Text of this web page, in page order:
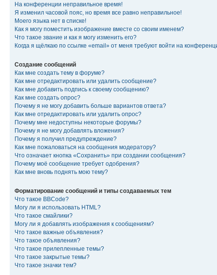
На конференции неправильное время!
Я изменил часовой пояс, но время все равно неправильное!
Моего языка нет в списке!
Как я могу поместить изображение вместе со своим именем?
Что такое звание и как я могу изменить его?
Когда я щёлкаю по ссылке «email» от меня требуют войти на
Создание сообщений
Как мне создать тему в форуме?
Как мне отредактировать или удалить сообщение?
Как мне добавить подпись к своему сообщению?
Как мне создать опрос?
Почему я не могу добавить больше вариантов ответа?
Как мне отредактировать или удалить опрос?
Почему мне недоступны некоторые форумы?
Почему я не могу добавлять вложения?
Почему я получил предупреждение?
Как мне пожаловаться на сообщения модератору?
Что означает кнопка «Сохранить» при создании сообщения?
Почему моё сообщение требует одобрения?
Как мне вновь поднять мою тему?
Форматирование сообщений и типы создаваемых тем
Что такое BBCode?
Могу ли я использовать HTML?
Что такое смайлики?
Могу ли я добавлять изображения к сообщениям?
Что такое важные объявления?
Что такое объявления?
Что такое прилепленные темы?
Что такое закрытые темы?
Что такое значки тем?